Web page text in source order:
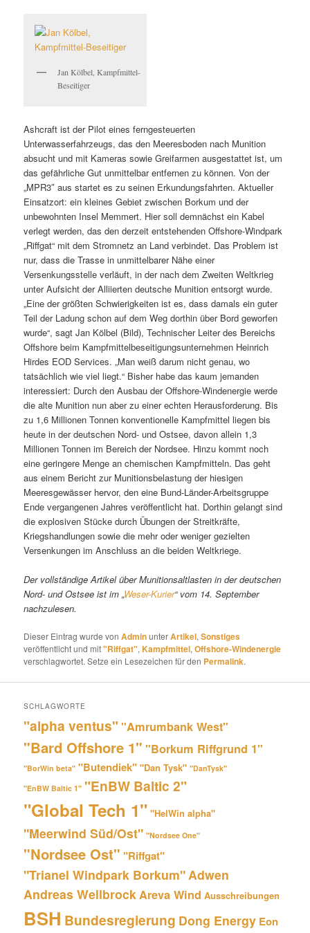
Jan Kölbel, Kampfmittel-
Beseitiger
Ashcraft ist der Pilot eines ferngesteuerten
Unterwasserfahrzeugs, das den Meeresboden nach Munition
absucht und mit Kameras sowie Greifarmen ausgestattet ist, um
das gefährliche Gut unmittelbar entfernen zu können. Von der
„MPR3″ aus startet es zu seinen Erkundungsfahrten. Aktueller
Einsatzort: ein kleines Gebiet zwischen Borkum und der
unbewohnten Insel Memmert. Hier soll demnächst ein Kabel
verlegt werden, das den derzeit entstehenden Offshore-Windpark
„Riffgat“ mit dem Stromnetz an Land verbindet. Das Problem ist
nur, dass die Trasse in unmittelbarer Nähe einer
Versenkungsstelle verläuft, in der nach dem Zweiten Weltkrieg
unter Aufsicht der Alliierten deutsche Munition entsorgt wurde.
„Eine der größten Schwierigkeiten ist es, dass damals ein guter
Teil der Ladung schon auf dem Weg dorthin über Bord geworfen
wurde“, sagt Jan Kölbel (Bild), Technischer Leiter des Bereichs
Offshore beim Kampfmittelbeseitigungsunternehmen Heinrich
Hirdes EOD Services. „Man weiß darum nicht genau, wo
tatsächlich wie viel liegt.“ Bisher habe das kaum jemanden
interessiert: Durch den Ausbau der Offshore-Windenergie werde
die alte Munition nun aber zu einer echten Herausforderung. Bis
zu 1,6 Millionen Tonnen konventionelle Kampfmittel liegen bis
heute in der deutschen Nord- und Ostsee, davon allein 1,3
Millionen Tonnen im Bereich der Nordsee. Hinzu kommt noch
eine geringere Menge an chemischen Kampfmitteln. Das geht
aus einem Bericht zur Munitionsbelastung der hiesigen
Meeresgewässer hervor, den eine Bund-Länder-Arbeitsgruppe
Ende vergangenen Jahres veröffentlicht hat. Dorthin gelangt sind
die explosiven Stücke durch Übungen der Streitkräfte,
Kriegshandlungen sowie die mehr oder weniger gezielten
Versenkungen im Anschluss an die beiden Weltkriege.
Der vollständige Artikel über Munitionsaltlasten in der deutschen
Nord- und Ostsee ist im „Weser-Kurier“ vom 14. September
nachzulesen.
Dieser Eintrag wurde vonAdminunterArtikel,Sonstiges
veröffentlicht und mit"Riffgat",Kampfmittel,Offshore-Windenergie
verschlagwortet. Setze ein Lesezeichen für den Permalink.
SCHLAGWORTE
"alpha ventus" "Amrumbank West"
"Bard Offshore 1" "Borkum Riffgrund 1"
"BorWin beta" "Butendiek" "Dan Tysk" "DanTysk"
"EnBW Baltic 1" "EnBW Baltic 2"
"Global Tech 1" "HelWin alpha"
"Meerwind Süd/Ost" "Nordsee One"
"Nordsee Ost" "Riffgat"
"Trianel Windpark Borkum"Adwen
Andreas WellbrockAreva Wind Ausschreibungen
BSH Bundesregierung Dong Energy Eon